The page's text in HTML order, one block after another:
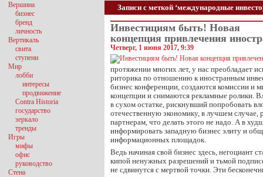
Записи с меткой ‘международные
Инвестициям быть! Новая
концепция привлечения
Четверг, 1 июня 2017, 9:39
протяжении многих лет, у нас преобладает
риторика по отношению к иностранным
бизнес конференции, создаются комиссии и
концепции и снимаются рекламные ролики.
в сухом остатке, рискнувший попробовать
отечественную экономику, в лучшем случае,
партнерам, что делать этого не надо. А в
информировать западную бизнес элиту и
информационных площадок.
Ведь начиная свой бизнес здесь, негоциант
кипой ненужных разрешений и тьмой
не сдвинутся с мертвой точки. Эти
Вершина
бизнес
бренд
личность
Вертикаль
свита
ступени
Мир
лобби
интересы
продвижение
Contra Historia
государство
зеркало
тренды
Игры
мифы
офис
руководство
Стена